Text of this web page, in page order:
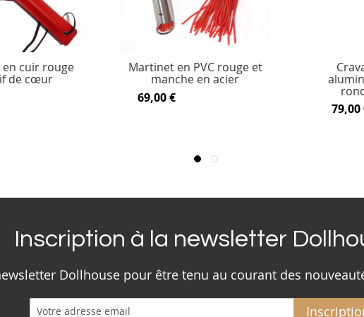
cuir rouge
de cœur
Martinet en PVC rouge et
manche en acier
69,00 €
79,00
Inscription à la newsletter
Dollhouse pour être tenu au courant des